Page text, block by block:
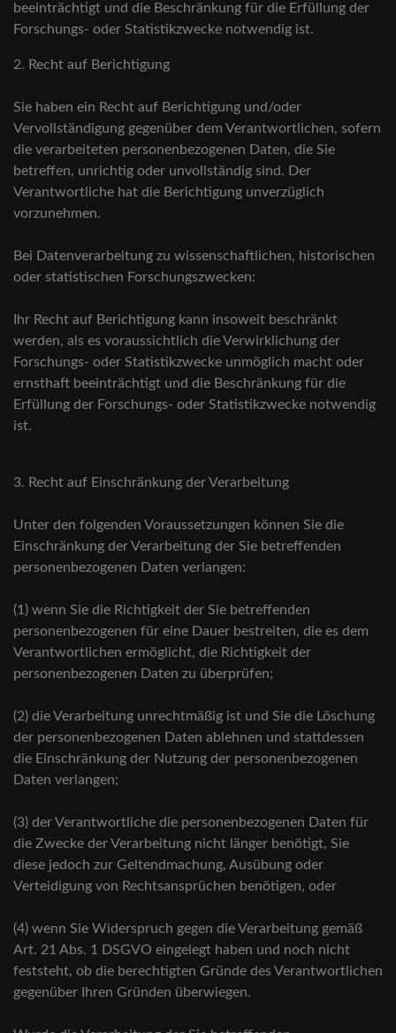
beeinträchtigt und die Beschränkung für die Erfüllung der
Forschungs- oder Statistikzwecke notwendig ist.
2. Recht auf Berichtigung
Sie haben ein Recht auf Berichtigung und/oder
Vervollständigung gegenüber dem Verantwortlichen, sofern
die verarbeiteten personenbezogenen Daten, die Sie
betreffen, unrichtig oder unvollständig sind. Der
Verantwortliche hat die Berichtigung unverzüglich
vorzunehmen.
Bei Datenverarbeitung zu wissenschaftlichen, historischen
oder statistischen Forschungszwecken:
Ihr Recht auf Berichtigung kann insoweit beschränkt
werden, als es voraussichtlich die Verwirklichung der
Forschungs- oder Statistikzwecke unmöglich macht oder
ernsthaft beeinträchtigt und die Beschränkung für die
Erfüllung der Forschungs- oder Statistikzwecke notwendig
ist.
3. Recht auf Einschränkung der Verarbeitung
Unter den folgenden Voraussetzungen können Sie die
Einschränkung der Verarbeitung der Sie betreffenden
personenbezogenen Daten verlangen:
(1) wenn Sie die Richtigkeit der Sie betreffenden
personenbezogenen für eine Dauer bestreiten, die es dem
Verantwortlichen ermöglicht, die Richtigkeit der
personenbezogenen Daten zu überprüfen;
(2) die Verarbeitung unrechtmäßig ist und Sie die Löschung
der personenbezogenen Daten ablehnen und stattdessen
die Einschränkung der Nutzung der personenbezogenen
Daten verlangen;
(3) der Verantwortliche die personenbezogenen Daten für
die Zwecke der Verarbeitung nicht länger benötigt, Sie
diese jedoch zur Geltendmachung, Ausübung oder
Verteidigung von Rechtsansprüchen benötigen, oder
(4) wenn Sie Widerspruch gegen die Verarbeitung gemäß
Art. 21 Abs. 1 DSGVO eingelegt haben und noch nicht
feststeht, ob die berechtigten Gründe des Verantwortlichen
gegenüber Ihren Gründen überwiegen.